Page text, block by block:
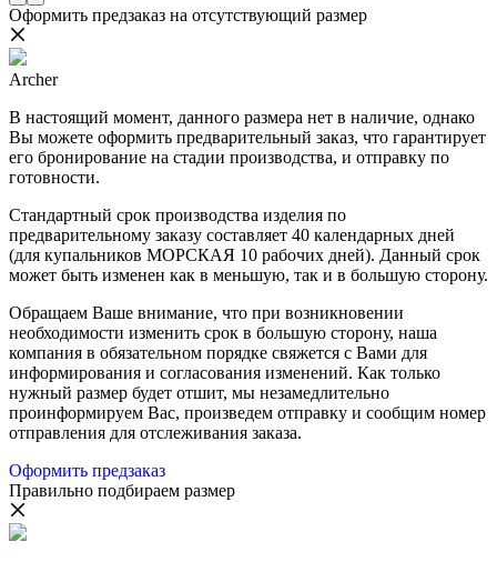
Оформить предзаказ на отсутствующий размер
Archer
В настоящий момент, данного размера нет в наличие, однако
Вы можете оформить предварительный заказ, что гарантирует
его бронирование на стадии производства, и отправку по
готовности.
Стандартный срок производства изделия по
предварительному заказу составляет 40 календарных дней
(для купальников МОРСКАЯ 10 рабочих дней). Данный срок
может быть изменен как в меньшую, так и в большую сторону.
Обращаем Ваше внимание, что при возникновении
необходимости изменить срок в большую сторону, наша
компания в обязательном порядке свяжется с Вами для
информирования и согласования изменений. Как только
нужный размер будет отшит, мы незамедлительно
проинформируем Вас, произведем отправку и сообщим номер
отправления для отслеживания заказа.
Оформить предзаказ
Правильно подбираем размер